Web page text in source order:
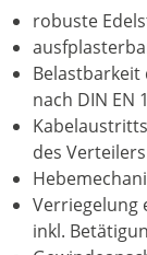
robuste
Belastbarkeit
nach DIN EN
des
Verriegelung
inkl.